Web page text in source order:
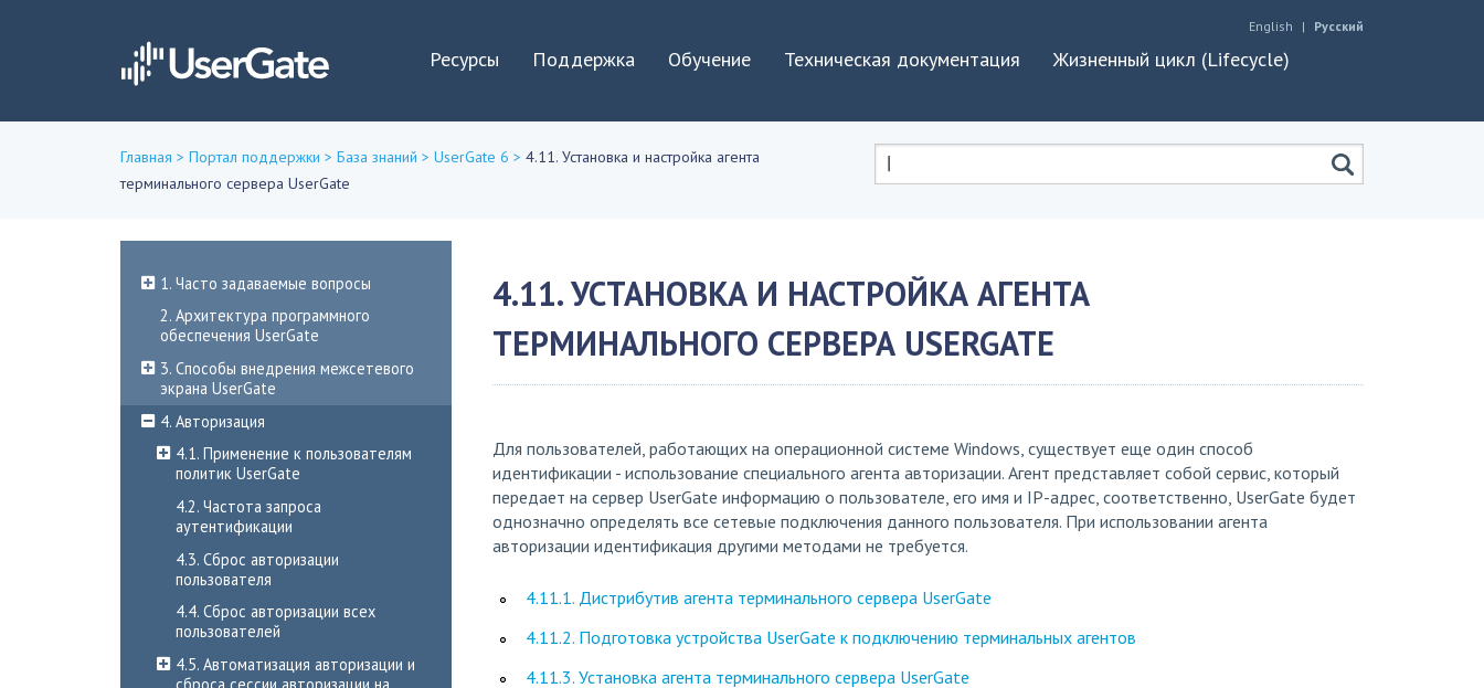
English Русский
Ресурсы Поддержка Обучение Техническая документация Жизненный цикл (Lifecycle)
Вы
здесь
Главная > Портал поддержки > База знаний > UserGate 6 > 4.11. Установка и настройка агента
терминального сервера UserGate
поиска
1. Часто задаваемые вопросы
2. Архитектура программного
обеспечения UserGate
3. Способы внедрения межсетевого
экрана UserGate
4. Авторизация
4.1. Применение к пользователям
политик UserGate
4.2. Частота запроса
аутентификации
4.3. Сброс авторизации
пользователя
4.4. Сброс авторизации всех
пользователей
4.5. Автоматизация авторизации и
4.11. УСТАНОВКА И НАСТРОЙКА АГЕНТА
ТЕРМИНАЛЬНОГО СЕРВЕРА USERGATE
Для пользователей, работающих на операционной системе Windows, существует еще один способ
идентификации - использование специального агента авторизации. Агент представляет собой сервис, который
передает на сервер UserGate информацию о пользователе, его имя и IP-адрес, соответственно, UserGate будет
однозначно определять все сетевые подключения данного пользователя. При использовании агента
авторизации идентификация другими методами не требуется.
4.11.1. Дистрибутив агента терминального сервера UserGate
4.11.2. Подготовка устройства UserGate к подключению терминальных агентов
4.11.3. Установка агента терминального сервера UserGate